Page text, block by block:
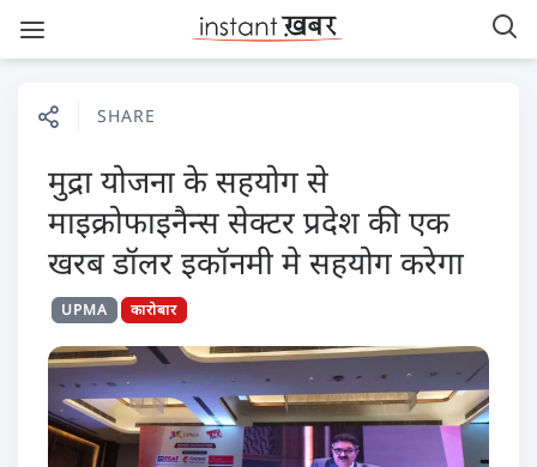
SHARE
मुद्रा योजना के सहयोग से
माइक्रोफाइनैन्स सेक्टर प्रदेश की एक
खरब डॉलर इकॉनमी मे सहयोग करेगा
UPMA कारोबार